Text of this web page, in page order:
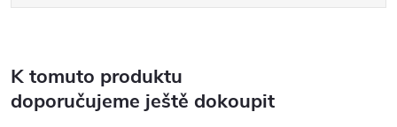
K tomuto produktu
doporučujeme ještě dokoupit